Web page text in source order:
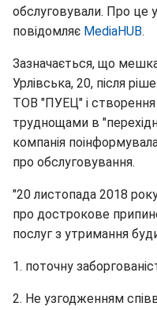
обслуговували. Про це
повідомляє MediaHUB.
Зазначається, що
Урлівська, 20, після
ТОВ "ПУЕЦ" і створення
труднощами в
компанія
про обслуговування.
"20 листопада 2018
про дострокове
послуг з утримання
1. поточну
2. Не узгодженням